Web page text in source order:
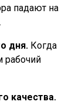
падают на
дня. Когда
рабочий
качества.